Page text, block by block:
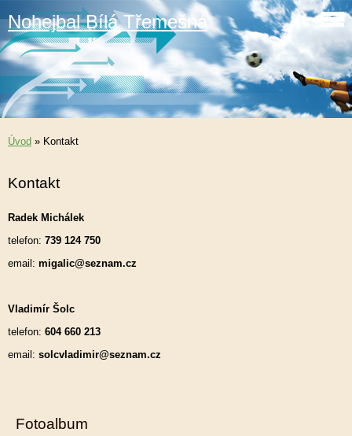
Nohejbal Bílá Třemešná
Úvod » Kontakt
Kontakt
Radek Michálek
telefon: 739 124 750
email: migalic@seznam.cz
Vladimír Šolc
telefon: 604 660 213
email: solcvladimir@seznam.cz
Fotoalbum